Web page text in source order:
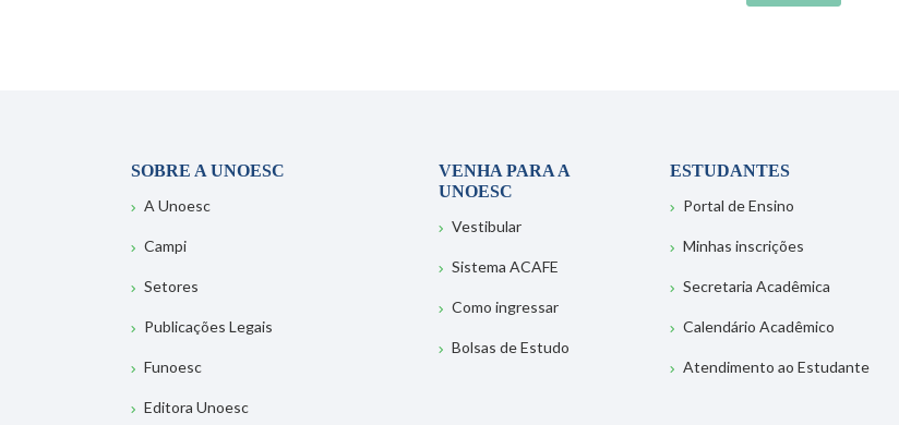
SOBRE A UNOESC
A Unoesc
Campi
Setores
Publicações Legais
Funoesc
Editora Unoesc
VENHA PARA A
UNOESC
Vestibular
Sistema ACAFE
Como ingressar
Bolsas de Estudo
ESTUDANTES
Portal de Ensino
Minhas inscrições
Secretaria Acadêmica
Calendário Acadêmico
Atendimento ao Estudante